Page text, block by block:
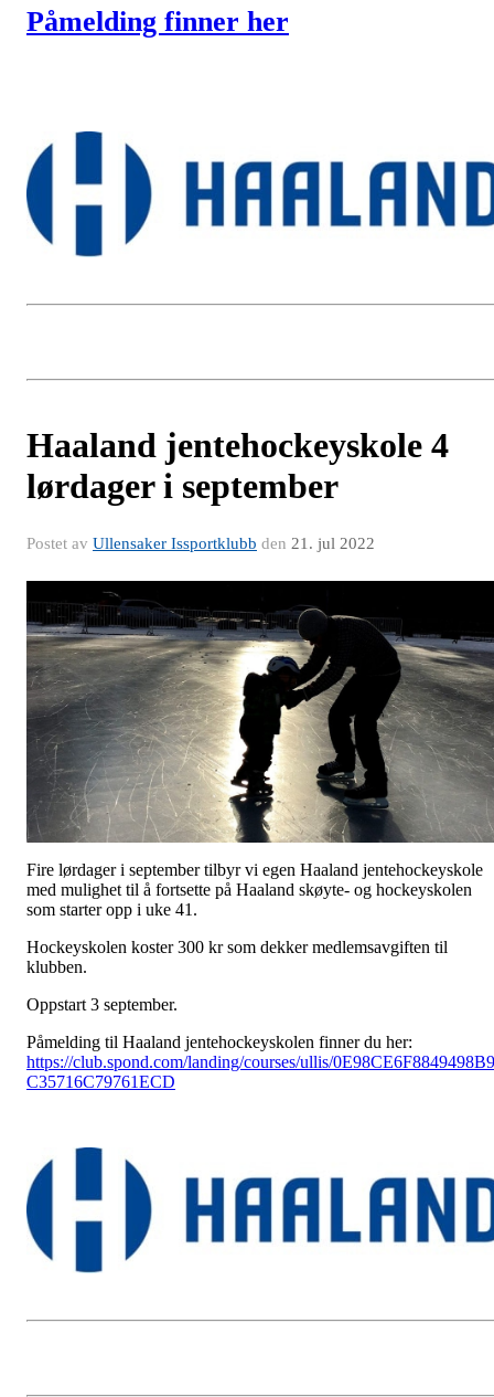
Påmelding finner her
Haaland jentehockeyskole 4
lørdager i september
Postet av Ullensaker Issportklubb den 21. jul 2022
Fire lørdager i september tilbyr vi egen Haaland jentehockeyskole
med mulighet til å fortsette på Haaland skøyte- og hockeyskolen
som starter opp i uke 41.
Hockeyskolen koster 300 kr som dekker medlemsavgiften til
klubben.
Oppstart 3 september.
Påmelding til Haaland jentehockeyskolen finner du her:
https://club.spond.com/landing/courses/ullis/0E98CE6F8849498B9
C35716C79761ECD